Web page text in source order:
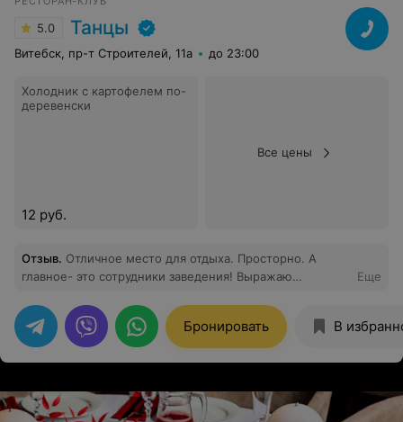
5.0 Танцы
Витебск, пр-т Строителей, 11а до 23:00
Холодник с картофелем по-
деревенски
12 руб.
Все цены
Отзыв. Отличное место для отдыха. Просторно. А
главное- это сотрудники заведения! Выражаю
дружелюбие официантам и администратору.
Отдельный комплимент шеф повару Николаю за суши
и горячее. Восхитительно. Рекомендую всем
Еще
Бронировать В